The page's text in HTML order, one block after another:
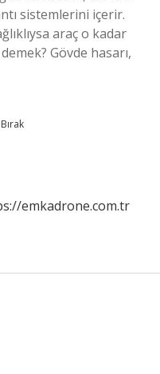
sistemlerini içerir.
araç o kadar
Gövde hasarı,
emkadrone.com.tr